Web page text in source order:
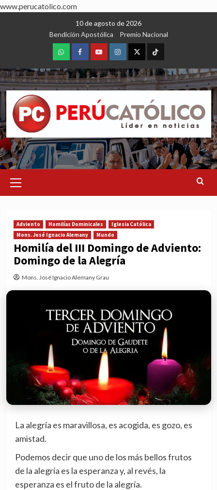
www.perucatolico.com
10 de agosto de 2026
Bendición Apostólica
Premio Nacional
WhatsAppFacebookYoutubeInstagram
X TikTok
Menu
Adviento Homilías Dominicales
Iglesia Católica
Mons. José Ignacio Alemany
Mundo
Homilía del III Domingo de Adviento:
Domingo de la Alegría
Mons. José Ignacio Alemany Grau
La alegría es maravillosa, es acogida, es gozo, es
amistad.
Podemos decir que uno de los más bellos frutos
de la alegría es la esperanza y, al revés, la
esperanza es el fruto de la alegría.